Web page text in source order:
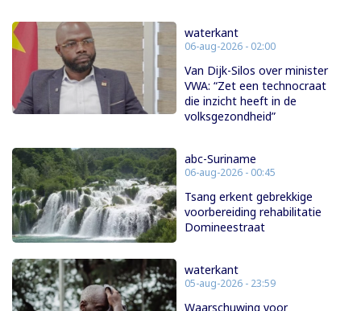
waterkant
06-aug-2026 - 02:00
Van Dijk-Silos over minister
VWA: “Zet een technocraat
die inzicht heeft in de
volksgezondheid”
abc-Suriname
06-aug-2026 - 00:45
Tsang erkent gebrekkige
voorbereiding rehabilitatie
Domineestraat
waterkant
05-aug-2026 - 23:59
Waarschuwing voor